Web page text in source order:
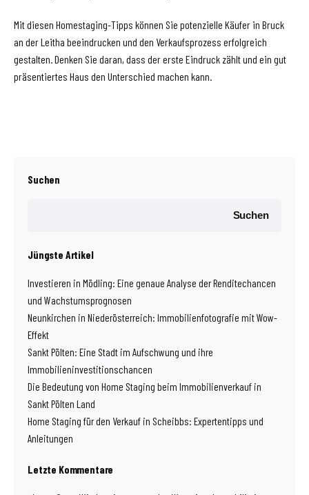
Mit diesen Homestaging-Tipps können Sie potenzielle Käufer in Bruck
an der Leitha beeindrucken und den Verkaufsprozess erfolgreich
gestalten. Denken Sie daran, dass der erste Eindruck zählt und ein gut
präsentiertes Haus den Unterschied machen kann.
Suchen
Suchen
Jüngste Artikel
Investieren in Mödling: Eine genaue Analyse der Renditechancen
und Wachstumsprognosen
Neunkirchen in Niederösterreich: Immobilienfotografie mit Wow-
Effekt
Sankt Pölten: Eine Stadt im Aufschwung und ihre
Immobilieninvestitionschancen
Die Bedeutung von Home Staging beim Immobilienverkauf in
Sankt Pölten Land
Home Staging für den Verkauf in Scheibbs: Expertentipps und
Anleitungen
Letzte Kommentare